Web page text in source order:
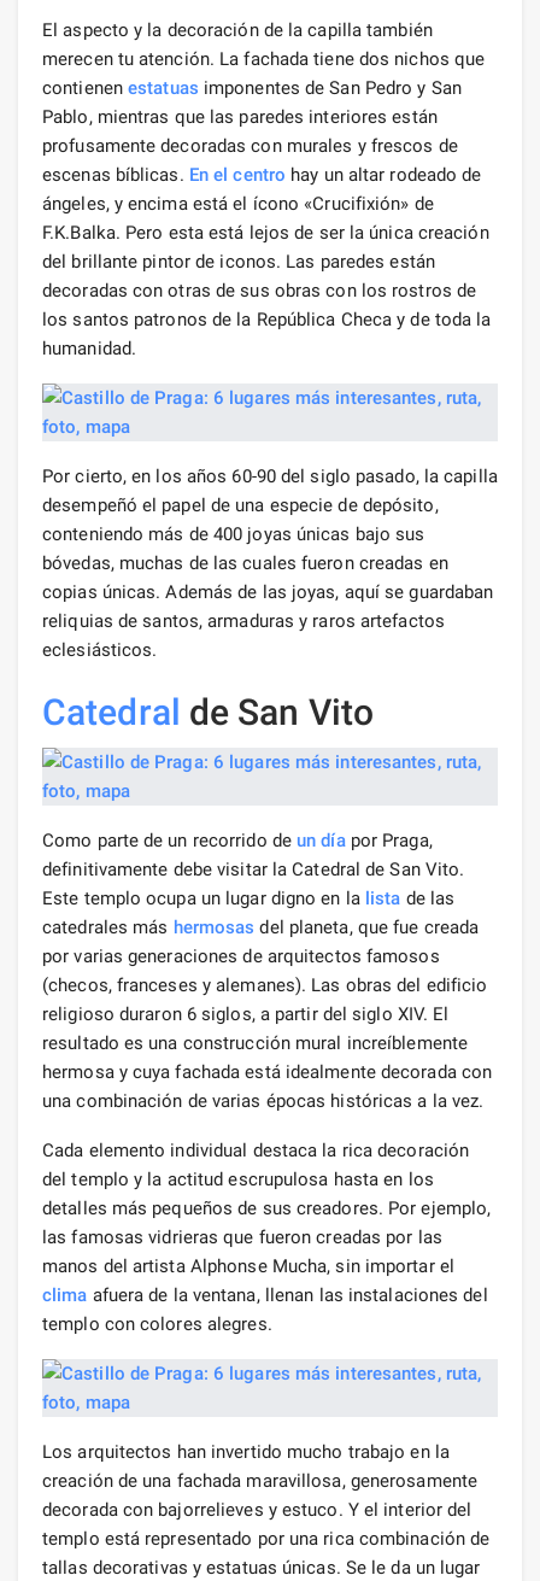
El aspecto y la decoración de la capilla también
merecen tu atención. La fachada tiene dos nichos que
contienen estatuas imponentes de San Pedro y San
Pablo, mientras que las paredes interiores están
profusamente decoradas con murales y frescos de
escenas bíblicas. En el centro hay un altar rodeado de
ángeles, y encima está el ícono «Crucifixión» de
F.K.Balka. Pero esta está lejos de ser la única creación
del brillante pintor de iconos. Las paredes están
decoradas con otras de sus obras con los rostros de
los santos patronos de la República Checa y de toda la
humanidad.
Por cierto, en los años 60-90 del siglo pasado, la capilla
desempeñó el papel de una especie de depósito,
conteniendo más de 400 joyas únicas bajo sus
bóvedas, muchas de las cuales fueron creadas en
copias únicas. Además de las joyas, aquí se guardaban
reliquias de santos, armaduras y raros artefactos
eclesiásticos.
Catedral de San Vito
Como parte de un recorrido de un díapor Praga,
definitivamente debe visitar la Catedral de San Vito.
Este templo ocupa un lugar digno en la lista de las
catedrales más hermosas del planeta, que fue creada
por varias generaciones de arquitectos famosos
(checos, franceses y alemanes). Las obras del edificio
religioso duraron 6 siglos, a partir del siglo XIV. El
resultado es una construcción mural increíblemente
hermosa y cuya fachada está idealmente decorada con
una combinación de varias épocas históricas a la vez.
Cada elemento individual destaca la rica decoración
del templo y la actitud escrupulosa hasta en los
detalles más pequeños de sus creadores. Por ejemplo,
las famosas vidrieras que fueron creadas por las
manos del artista Alphonse Mucha, sin importar el
clima afuera de la ventana, llenan las instalaciones del
templo con colores alegres.
Los arquitectos han invertido mucho trabajo en la
creación de una fachada maravillosa, generosamente
decorada con bajorrelieves y estuco. Y el interior del
templo está representado por una rica combinación de
tallas decorativas y estatuas únicas. Se le da un lugar